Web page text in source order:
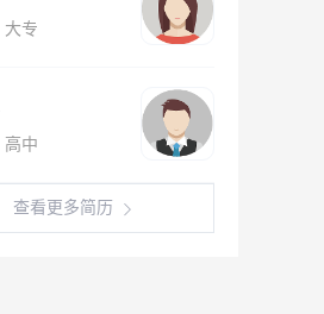
大专
高中
查看更多简历